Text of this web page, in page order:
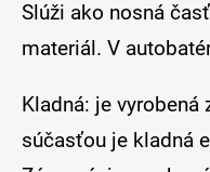
Slúži ako nosná
materiál. V
Kladná: je
súčasťou je kladná